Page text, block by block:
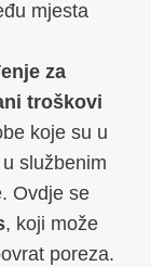
mjesta
za
troškovi
koje su u
službenim
Ovdje se
, koji može
poreza.